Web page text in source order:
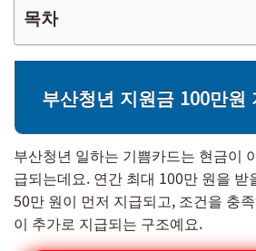
목차
부산청년 지원금 100만원
부산청년 일하는 기쁨카드는 현금이
급되는데요. 연간 최대 100만 원을 받
50만 원이 먼저 지급되고, 조건을 충
이 추가로 지급되는 구조예요.